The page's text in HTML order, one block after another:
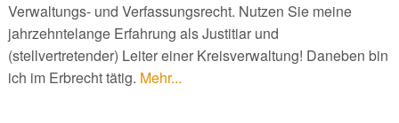
Verwaltungs- und Verfassungsrecht. Nutzen Sie meine
jahrzehntelange Erfahrung als Justitiar und
(stellvertretender) Leiter einer Kreisverwaltung! Daneben bin
ich im Erbrecht tätig. Mehr...